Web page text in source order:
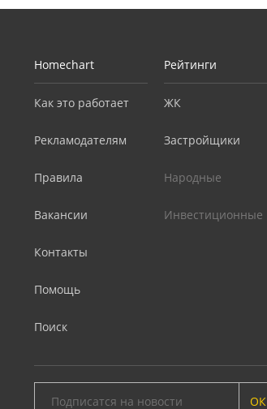
Homechart
Как это работает
Рекламодателям
Правила
Вакансии
Контакты
Помощь
Поиск
Рейтинги
ЖК
Застройщики
Народные
Инвестиционные
ОК